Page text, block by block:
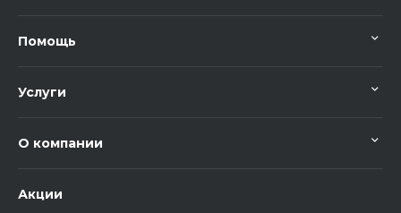
Помощь
Услуги
О компании
Акции